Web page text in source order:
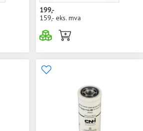
199,-
159,- eks. mva